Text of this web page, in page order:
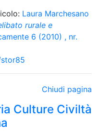
Laura Marchesano
rurale e
6 (2010) , nr.
Chiudi pagina
Culture Civiltà